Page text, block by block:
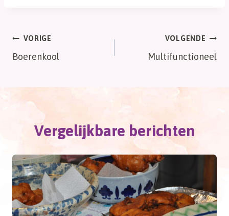
Bericht
navigatie
VORIGE
Boerenkool
VOLGENDE
Multifunctioneel
Vergelijkbare berichten